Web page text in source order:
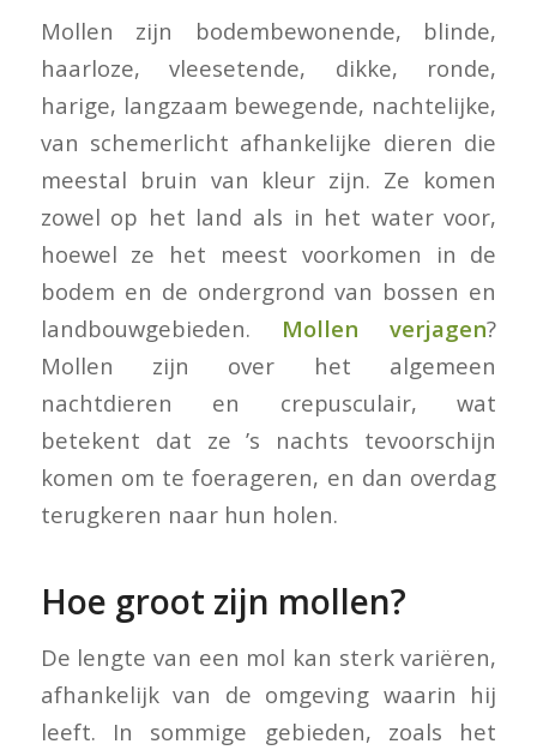
Mollen zijn bodembewonende, blinde,
haarloze, vleesetende, dikke, ronde,
harige, langzaam bewegende, nachtelijke,
van schemerlicht afhankelijke dieren die
meestal bruin van kleur zijn. Ze komen
zowel op het land als in het water voor,
hoewel ze het meest voorkomen in de
bodem en de ondergrond van bossen en
landbouwgebieden. Mollen verjagen?
Mollen zijn over het algemeen
nachtdieren en crepusculair, wat
betekent dat ze ’s nachts tevoorschijn
komen om te foerageren, en dan overdag
terugkeren naar hun holen.
Hoe groot zijn mollen?
De lengte van een mol kan sterk variëren,
afhankelijk van de omgeving waarin hij
leeft. In sommige gebieden, zoals het